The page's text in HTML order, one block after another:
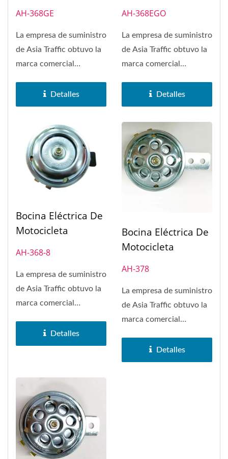
AH-368GE
La empresa de suministro
de Asia Traffic obtuvo la
marca comercial
bocina...
Detalles
AH-368EGO
La empresa de suministro
de Asia Traffic obtuvo la
marca comercial
bocina...
Detalles
Bocina Eléctrica De
Motocicleta
AH-368-8
La empresa de suministro
de Asia Traffic obtuvo la
marca comercial
bocina...
Detalles
Bocina Eléctrica De
Motocicleta
AH-378
La empresa de suministro
de Asia Traffic obtuvo la
marca comercial
bocina...
Detalles